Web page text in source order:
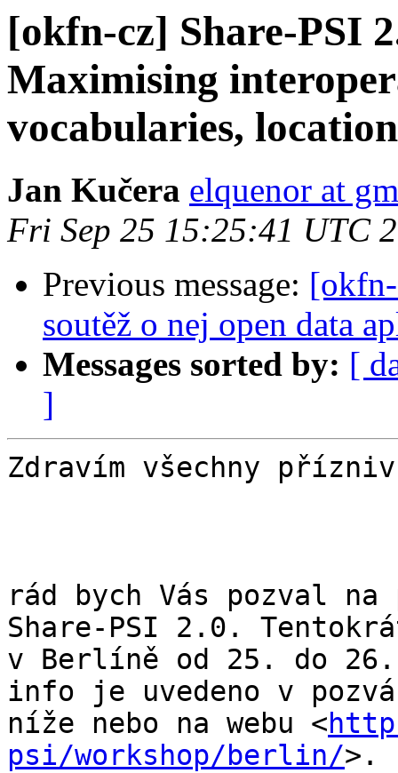
[okfn-cz] Share-PSI
Maximising
vocabularies,
Jan Kučera elquenor at
Fri Sep 25 15:25:41 UTC
Previous message:
soutěž o nej open data
Messages sorted by: [
]
Zdravím všechny
rád bych Vás pozval
Share-PSI 2.0.
v Berlíně od 25. do
info je uvedeno v
níže nebo na webu <
psi/workshop/berlin/>.